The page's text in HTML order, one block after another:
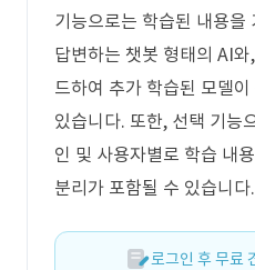
기능으로는 학습된 내용을
답변하는 챗봇 형태의 AI
드하여 추가 학습된 모델이
있습니다. 또한, 선택 기능
인 및 사용자별로 학습 내
분리가 포함될 수 있습니다.
로그인 후 무료